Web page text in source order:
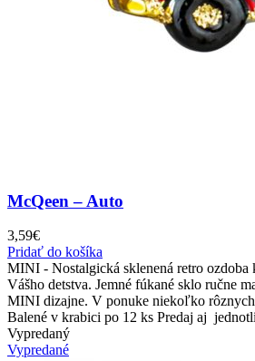
McQeen – Auto
3,59€
Pridať do košíka
MINI - Nostalgická sklenená retro ozdoba
Vášho detstva. Jemné fúkané sklo ručne
MINI dizajne. V ponuke niekoľko
Balené v krabici po 12 ks Predaj aj
Vypredaný
Vypredané